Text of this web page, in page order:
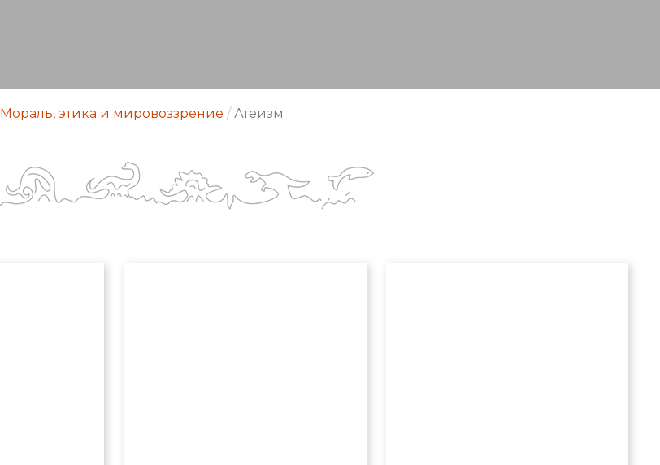
Мораль, этика и мировоззрение / Атеизм